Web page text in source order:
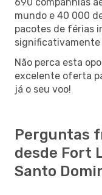
mundo e 40 000
pacotes de férias
significativamente
Não perca esta
excelente oferta
já o seu voo!
Perguntas
desde Fort
Santo